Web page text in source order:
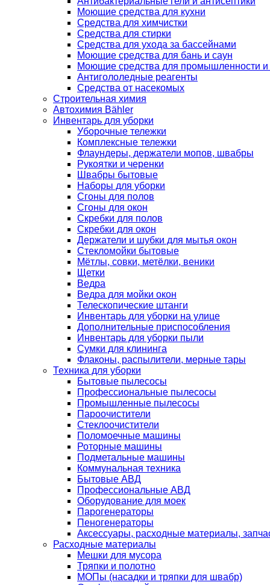
Моющие средства для кухни
Средства для химчистки
Средства для стирки
Средства для ухода за бассейнами
Моющие средства для бань и саун
Моющие средства для промышленности и
Антигололедные реагенты
Средства от насекомых
Строительная химия
Автохимия Bähler
Инвентарь для уборки
Уборочные тележки
Комплексные тележки
Флаундеры, держатели мопов, швабры
Рукоятки и черенки
Швабры бытовые
Наборы для уборки
Сгоны для полов
Сгоны для окон
Скребки для полов
Скребки для окон
Держатели и шубки для мытья окон
Стекломойки бытовые
Мётлы, совки, метёлки, веники
Щетки
Ведра
Ведра для мойки окон
Телескопические штанги
Инвентарь для уборки на улице
Дополнительные приспособления
Инвентарь для уборки пыли
Сумки для клининга
Флаконы, распылители, мерные тары
Техника для уборки
Бытовые пылесосы
Профессиональные пылесосы
Промышленные пылесосы
Пароочистители
Стеклоочистители
Поломоечные машины
Роторные машины
Подметальные машины
Коммунальная техника
Бытовые АВД
Профессиональные АВД
Оборудование для моек
Парогенераторы
Пеногенераторы
Аксессуары, расходные материалы,
Расходные материалы
Мешки для мусора
Тряпки и полотно
МОПы (насадки и тряпки для швабр)